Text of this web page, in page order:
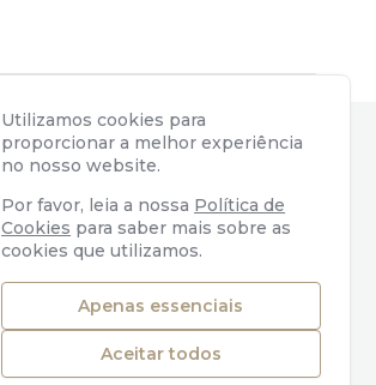
CONTACTOS
Av. Almirante Reis, 39
1169-039 Lisboa, Portugal
+351 218 110 890
Utilizamos cookies para
proporcionar a melhor experiência
no nosso website.
Por favor, leia a nossa Política de
Cookies para saber mais sobre as
cookies que utilizamos.
Apenas essenciais
Aceitar todos